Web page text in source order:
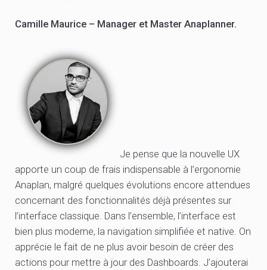
Camille Maurice – Manager et Master Anaplanner.
Je pense que la nouvelle UX
apporte un coup de frais indispensable à l’ergonomie
Anaplan, malgré quelques évolutions encore attendues
concernant des fonctionnalités déjà présentes sur
l’interface classique. Dans l’ensemble, l’interface est
bien plus moderne, la navigation simplifiée et native. On
apprécie le fait de ne plus avoir besoin de créer des
actions pour mettre à jour des Dashboards. J’ajouterai